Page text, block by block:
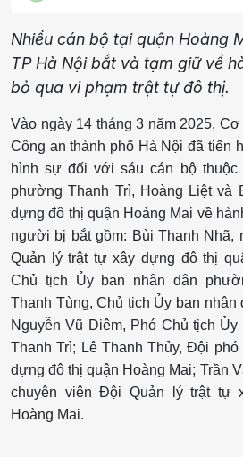
Nhiều cán bộ tại quận Hoàng
TP Hà Nội bắt và tạm giữ về
bỏ qua vi phạm trật tự đô thị.
​Vào ngày 14 tháng 3 năm 2025,
Công an thành phố Hà Nội đã tiến
hình sự đối với sáu cán bộ thuộc
phường Thanh Trì, Hoàng Liệt và
dựng đô thị quận Hoàng Mai về
người bị bắt gồm: Bùi Thanh
Quản lý trật tự xây dựng đô thị
Chủ tịch Ủy ban nhân dân
Thanh Tùng, Chủ tịch Ủy ban
Nguyễn Vũ Diêm, Phó Chủ tịch
Thanh Trì; Lê Thanh Thủy, Đội
dựng đô thị quận Hoàng Mai; Trần
chuyên viên Đội Quản lý trật tự
Hoàng Mai. ​